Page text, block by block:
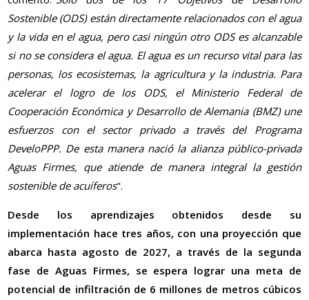
Sostenible (ODS) están directamente relacionados con el agua
y la vida en el agua, pero casi ningún otro ODS es alcanzable
si no se considera el agua. El agua es un recurso vital para las
personas, los ecosistemas, la agricultura y la industria. Para
acelerar el logro de los ODS, el Ministerio Federal de
Cooperación Económica y Desarrollo de Alemania (BMZ) une
esfuerzos con el sector privado a través del Programa
DeveloPPP. De esta manera nació la alianza público-privada
Aguas Firmes, que atiende de manera integral la gestión
sostenible de acuíferos".
Desde los aprendizajes obtenidos desde su
implementación hace tres años, con una proyección que
abarca hasta agosto de 2027, a través de la segunda
fase de Aguas Firmes, se espera lograr una meta de
potencial de infiltración de 6 millones de metros cúbicos